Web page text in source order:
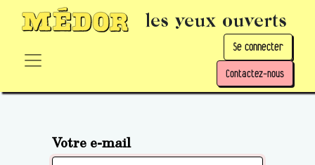
les yeux ouverts
Se connecter
Contactez-nous
Votre e-mail